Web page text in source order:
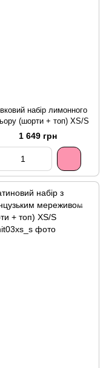
набір лимонного
(шорти + топ) XS/S
1 649 грн